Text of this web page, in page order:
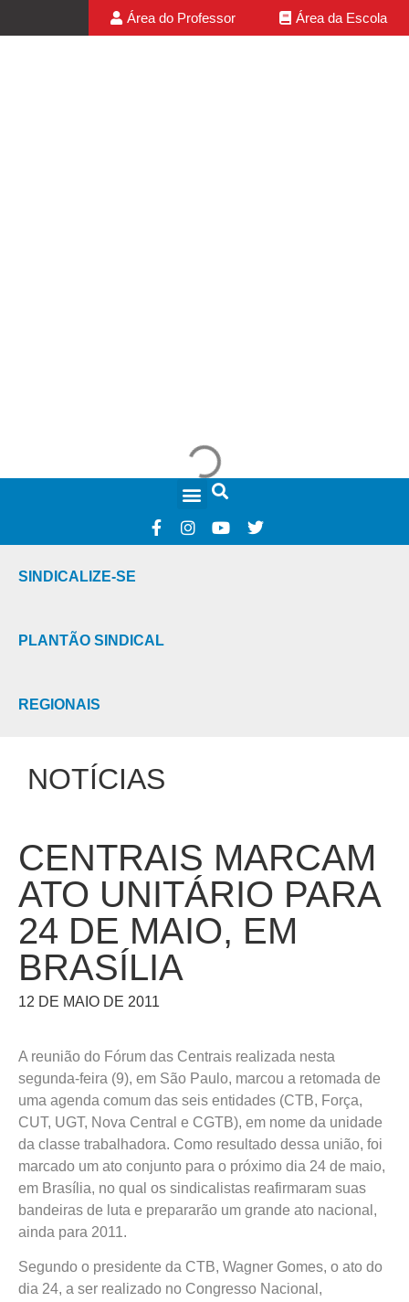
Área do Professor Área da Escola
SINDICALIZE-SE
PLANTÃO SINDICAL
REGIONAIS
NOTÍCIAS
CENTRAIS MARCAM
ATO UNITÁRIO PARA
24 DE MAIO, EM
BRASÍLIA
12 DE MAIO DE 2011
A reunião do Fórum das Centrais realizada nesta
segunda-feira (9), em São Paulo, marcou a retomada de
uma agenda comum das seis entidades (CTB, Força,
CUT, UGT, Nova Central e CGTB), em nome da unidade
da classe trabalhadora. Como resultado dessa união, foi
marcado um ato conjunto para o próximo dia 24 de maio,
em Brasília, no qual os sindicalistas reafirmaram suas
bandeiras de luta e prepararão um grande ato nacional,
ainda para 2011.
Segundo o presidente da CTB, Wagner Gomes, o ato do
dia 24, a ser realizado no Congresso Nacional,